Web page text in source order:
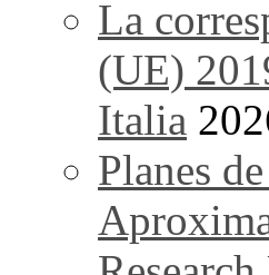
La
(UE)
Italia
Planes